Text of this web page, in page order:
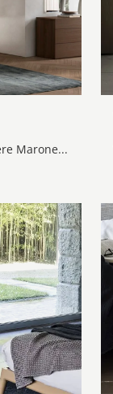
Una ricca gamma di cassettiere Maronese: i comodini moderni in melaminico, come Gruppo Brio, sono tra le proposte più originali.